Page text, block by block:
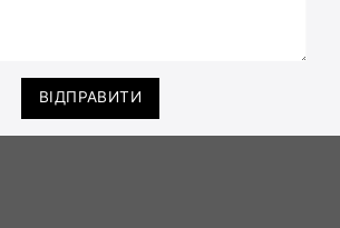
ВІДПРАВИТИ